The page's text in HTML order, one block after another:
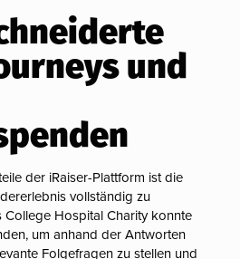
und
der iRaiser-Plattform ist die
vollständig zu
College Hospital Charity konnte
um anhand der Antworten
Folgefragen zu stellen und